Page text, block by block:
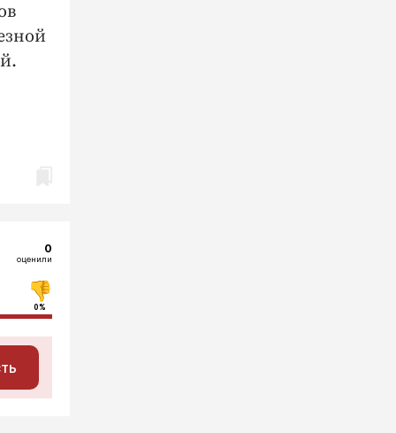
0
оценили
0%